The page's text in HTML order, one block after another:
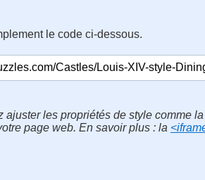
le code ci-dessous.
ajuster les propriétés de style comme
page web. En savoir plus : la